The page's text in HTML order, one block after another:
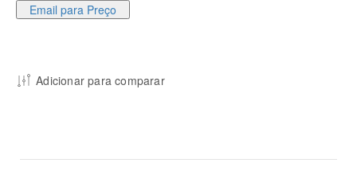
Email para Preço
Adicionar para comparar